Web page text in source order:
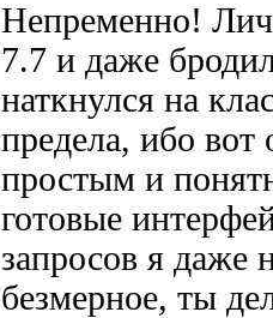
Непременно!
7.7 и даже
наткнулся на
предела, ибо
простым и
готовые
запросов я даже
безмерное, ты